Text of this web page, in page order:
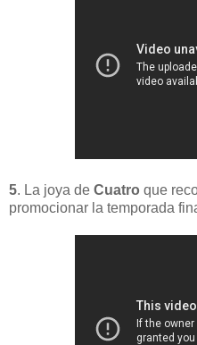
5. La joya de Cuatro que
promocionar la temporada